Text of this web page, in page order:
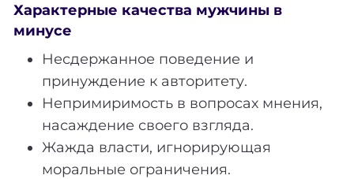
Характерные качества мужчины в
минусе
Несдержанное поведение и
принуждение к авторитету.
Непримиримость в вопросах мнения,
насаждение своего взгляда.
Жажда власти, игнорирующая
моральные ограничения.